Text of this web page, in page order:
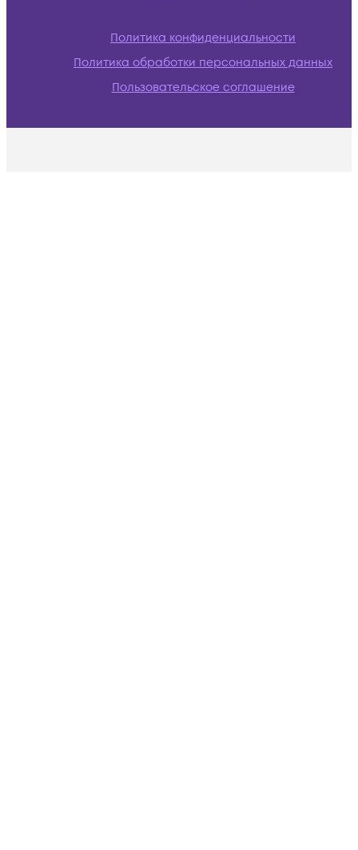
Политика конфиденциальности
Политика обработки персональных данных
Пользовательское соглашение